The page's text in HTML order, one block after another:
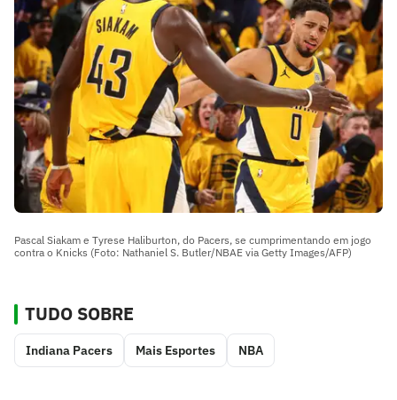
Pascal Siakam e Tyrese Haliburton, do Pacers, se cumprimentando em jogo
contra o Knicks (Foto: Nathaniel S. Butler/NBAE via Getty Images/AFP)
TUDO SOBRE
Indiana Pacers Mais Esportes NBA